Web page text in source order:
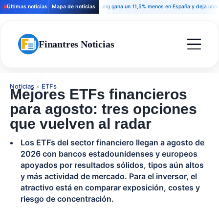
Últimas noticias Mapa de noticias
Samsung gana un 11,5% menos en España y deja una señal
Finantres Noticias
Noticias » ETFs
Mejores ETFs financieros
para agosto: tres opciones
que vuelven al radar
Los ETFs del sector financiero llegan a agosto de
2026 con bancos estadounidenses y europeos
apoyados por resultados sólidos, tipos aún altos
y más actividad de mercado. Para el inversor, el
atractivo está en comparar exposición, costes y
riesgo de concentración.